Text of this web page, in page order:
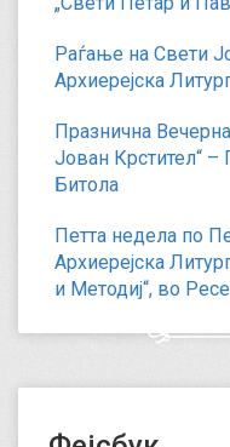
Раѓање на Свети
Архиерејска
Празнична
Јован Крстител“
Битола
Петта недела по
Архиерејска
и Методиј“, во